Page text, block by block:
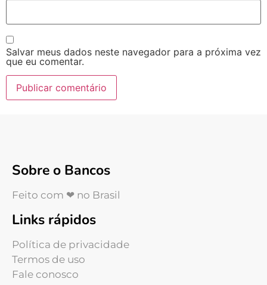
Salvar meus dados neste navegador para a próxima vez
que eu comentar.
Sobre o Bancos
Feito com ❤ no Brasil
Links rápidos
Política de privacidade
Termos de uso
Fale conosco